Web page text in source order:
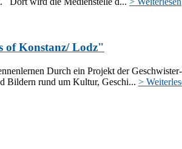
of Konstanz/ Lodz"
Durch ein Projekt der
Bildern rund um Kultur, Geschi... >